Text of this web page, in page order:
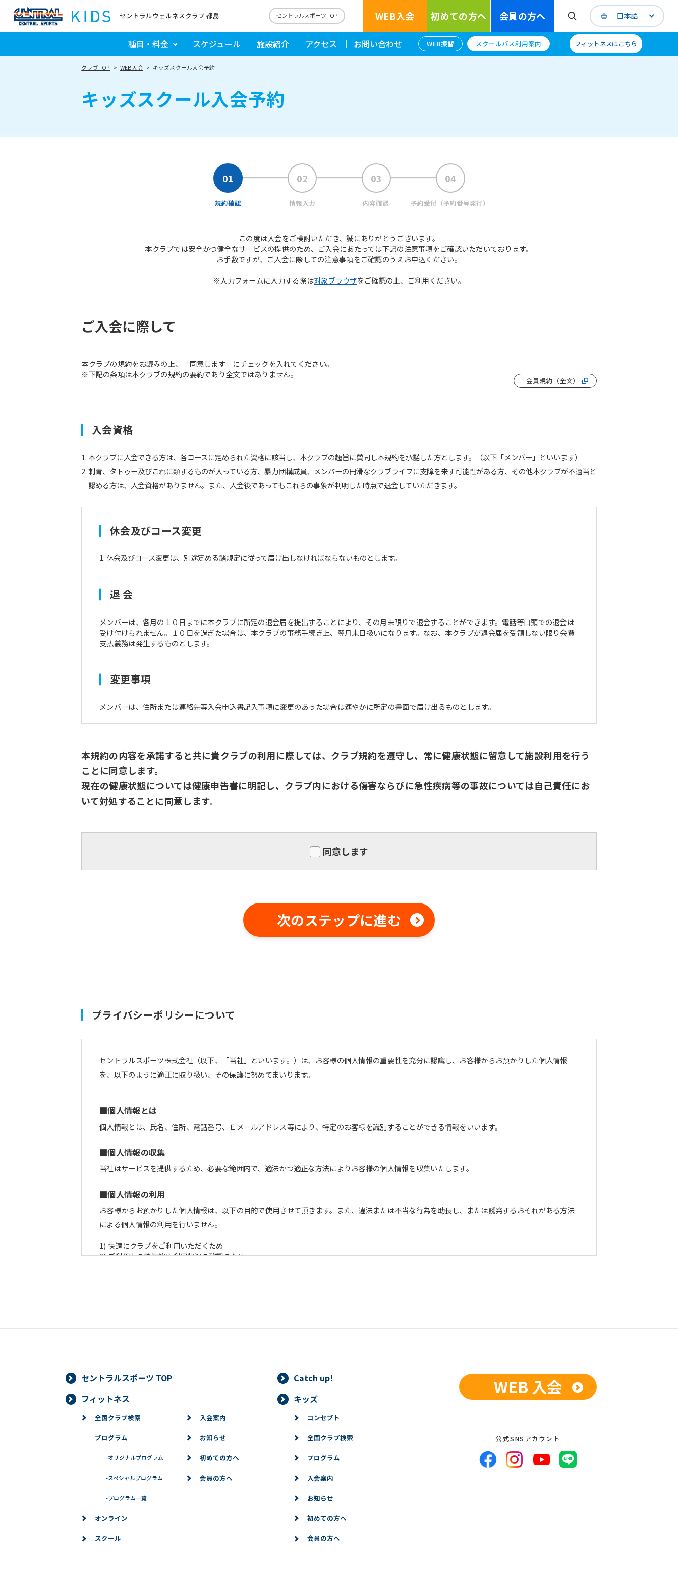
セントラルウェルネスクラブ 都島 セントラルスポーツTOP WEB入会 初めての方へ 会員の方へ 日本語
種目・料金 スケジュール 施設紹介 アクセス お問い合わせ WEB振替 スクールバス利用案内 フィットネスはこちら
クラブTOP WEB入会 キッズスクール入会予約
キッズスクール入会予約
規約確認 情報入力 内容確認 予約受付 （予約番号発行）
この度は入会をご検討いただき、誠にありがとうございます。
本クラブでは安全かつ健全なサービスの提供のため、ご入会にあたっては下記の注意事項をご確認いただいております。
お手数ですが、ご入会に際しての注意事項をご確認のうえお申込ください。
※入力フォームに入力する際は対象ブラウザをご確認の上、ご利用ください。
ご入会に際して
本クラブの規約をお読みの上、「同意します」にチェックを入れてください。
※下記の条項は本クラブの規約の要約であり全文ではありません。
会員規約（全文）
入会資格
本クラブに入会できる方は、各コースに定められた資格に該当し、本クラブの趣旨に賛同し本規約を承諾した方とします。（以下「メンバー」といいます）
刺青、タトゥー及びこれに類するものが入っている方、暴力団構成員、メンバーの円滑なクラブライフに支障を来す可能性がある方、その他本クラブが不適当と
認める方は、入会資格がありません。また、入会後であってもこれらの事象が判明した時点で退会していただきます。
休会及びコース変更
休会及びコース変更は、別途定める諸規定に従って届け出しなければならないものとします。
退 会
メンバーは、各月の１０日までに本クラブに所定の退会届を提出することにより、その月末限りで退会することができます。電話等口頭での退会は
受け付けられません。１０日を過ぎた場合は、本クラブの事務手続き上、翌月末日扱いになります。なお、本クラブが退会届を受領しない限り会費
支払義務は発生するものとします。
変更事項
メンバーは、住所または連絡先等入会申込書記入事項に変更のあった場合は速やかに所定の書面で届け出るものとします。
本規約の内容を承諾すると共に貴クラブの利用に際しては、クラブ規約を遵守し、常に健康状態に留意して施設利用を行う
ことに同意します。
現在の健康状態については健康申告書に明記し、クラブ内における傷害ならびに急性疾病等の事故については自己責任にお
いて対処することに同意します。
同意します
次のステップに進む
プライバシーポリシーについて
セントラルスポーツ株式会社（以下、「当社」といいます。）は、お客様の個人情報の重要性を充分に認識し、お客様からお預かりした個人情報
を、以下のように適正に取り扱い、その保護に努めてまいります。
■個人情報とは
個人情報とは、氏名、住所、電話番号、Ｅメールアドレス等により、特定のお客様を識別することができる情報をいいます。
■個人情報の収集
当社はサービスを提供するため、必要な範囲内で、適法かつ適正な方法によりお客様の個人情報を収集いたします。
■個人情報の利用
お客様からお預かりした個人情報は、以下の目的で使用させて頂きます。また、違法または不当な行為を助長し、または誘発するおそれがある方法
による個人情報の利用を行いません。
1) 快適にクラブをご利用いただくため
2) ご利用上の諸連絡や利用状況の確認のため
■個人情報の開示
当社は、お客様からお預かりした個人情報は、正当な理由がある場合を除き、ご本人の同意なく第三者に提供、開示いたしません。ただし、法令に
必要な範囲内において開示する場合、法令に基づき当社が開示を求められた場合、司法または行政機関から開示を求められた場合は、この限りでは
ありません。また、お客様からお預かりした個人情報の確認（第三者提供記録の開示を含みます。）をご本人が希望される場合は、合理的な範囲で
■個人情報の訂正、変更、削除、利用停止等
当社は、お客様からお預かりした個人情報に対して、ご本人より情報の訂正、変更、削除、利用停止、第三者への提供の停止等のお申し出があった
※問い合わせ窓口
For foreigners
automatically translated into
However, if you use an automatic
version of this website will be
not be an accurate translation.
fully understand this before using
the service.
セントラルスポーツ TOP
Catch up!
フィットネス
全国クラブ検索
プログラム
-オリジナルプログラム
-スペシャルプログラム
-プログラム一覧
オンライン
スクール
入会案内
お知らせ
初めての方へ
会員の方へ
キッズ
コンセプト
全国クラブ検索
プログラム
入会案内
お知らせ
初めての方へ
会員の方へ
WEB 入会
公式SNSアカウント